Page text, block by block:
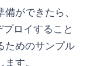
備ができたら、
ロイすること
ためのサンプル
す。